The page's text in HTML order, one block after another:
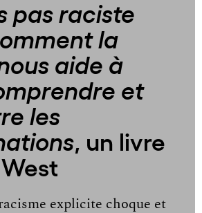
pas raciste
la
aide à
et
les
, un livre
explicite choque et